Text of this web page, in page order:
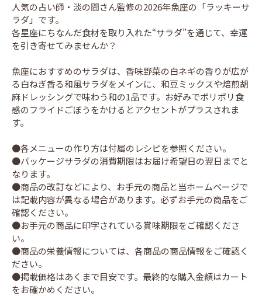
人気の占い師・淡の間さん監修の2026年魚座の「ラッキーサ
ラダ」です。
各星座にちなんだ食材を取り入れた“サラダ”を通じて、幸運
を引き寄せてみませんか？
魚座におすすめのサラダは、香味野菜の白ネギの香りが広が
る白ねぎ香る和風サラダをメインに、和豆ミックスや焙煎胡
麻ドレッシングで味わう和の1品です。お好みでポリポリ食
感のフライドごぼうをかけるとアクセントがプラスされま
す。
●各メニューの作り方は付属のレシピを参照ください。
●パッケージサラダの消費期限はお届け希望日の翌日までと
なります。
●商品の改訂などにより、お手元の商品と当ホームページで
は記載内容が異なる場合があります。必ずお手元の商品をご
確認ください。
●お手元の商品に印字されている賞味期限をご確認くださ
い。
●商品の栄養情報については、各商品の商品情報をご確認く
ださい。
●掲載価格はあくまで目安です。最終的な購入金額はカート
をお確かめください。